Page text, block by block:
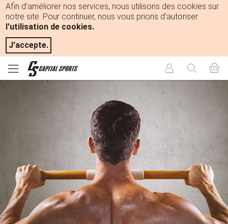
Afin d’améliorer nos services, nous utilisons des cookies sur
notre site. Pour continuer, nous vous prions d'autoriser
l'utilisation de cookies.
J'accepte.